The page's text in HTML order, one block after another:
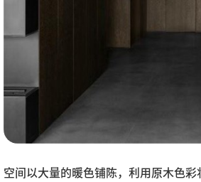
空间以大量的暖色铺陈，利用原木色